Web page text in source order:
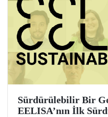
Sürdürülebilir Bir
EELISA’nın İlk